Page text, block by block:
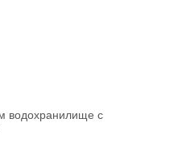
водохранилище с